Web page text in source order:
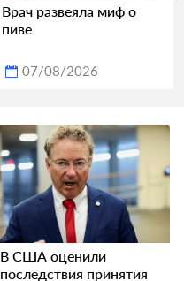
Врач развеяла миф о
пиве
07/08/2026
В США оценили
последствия принятия